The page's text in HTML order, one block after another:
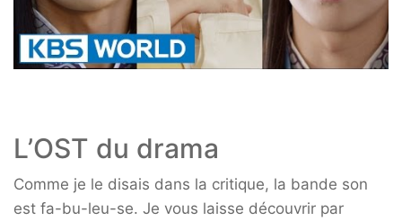
L’OST du drama
Comme je le disais dans la critique, la bande son
est fa-bu-leu-se. Je vous laisse découvrir par